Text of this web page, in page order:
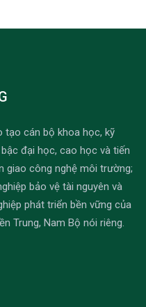
tạo cán bộ khoa học, kỹ
đại học, cao học và tiến
giao công nghệ môi trường;
bảo vệ tài nguyên và
phát triển bền vững của
Trung, Nam Bộ nói riêng.